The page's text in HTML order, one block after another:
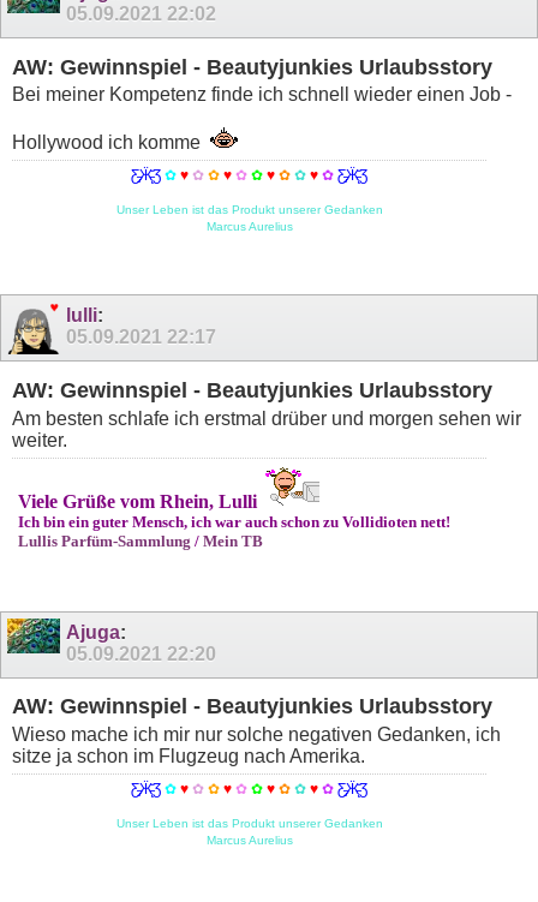
05.09.2021 22:02
AW: Gewinnspiel - Beautyjunkies Urlaubsstory
Bei meiner Kompetenz finde ich schnell wieder einen Job -
Hollywood ich komme
Ƹ̵̡Ӝ̵̨̄Ʒ ✿♥✿ ✿ ♥✿✿♥✿✿♥✿Ƹ̵̡Ӝ̵̨̄Ʒ
Unser Leben ist das Produkt unserer Gedanken
Marcus Aurelius
lulli:
05.09.2021 22:17
AW: Gewinnspiel - Beautyjunkies Urlaubsstory
Am besten schlafe ich erstmal drüber und morgen sehen wir
weiter.
Viele Grüße vom Rhein, Lulli
Ich bin ein guter Mensch, ich war auch schon zu Vollidioten nett!
Lullis Parfüm-Sammlung / Mein TB
Ajuga:
05.09.2021 22:20
AW: Gewinnspiel - Beautyjunkies Urlaubsstory
Wieso mache ich mir nur solche negativen Gedanken, ich
sitze ja schon im Flugzeug nach Amerika.
Ƹ̵̡Ӝ̵̨̄Ʒ ✿♥✿ ✿ ♥✿✿♥✿✿♥✿Ƹ̵̡Ӝ̵̨̄Ʒ
Unser Leben ist das Produkt unserer Gedanken
Marcus Aurelius